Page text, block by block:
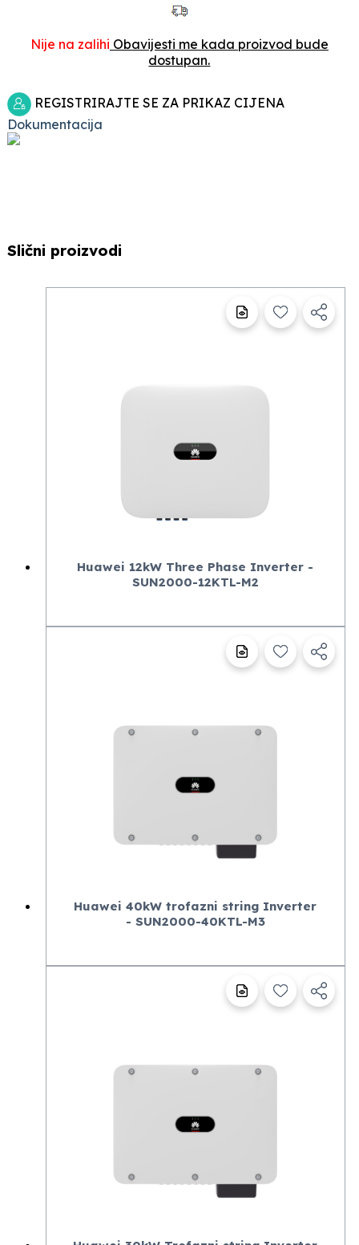
Nije na zalihi Obavijesti me kada proizvod bude
dostupan.
REGISTRIRAJTE SE ZA PRIKAZ CIJENA
Dokumentacija
Slični proizvodi
Huawei 12kW Three Phase Inverter -
SUN2000-12KTL-M2
Huawei 40kW trofazni string Inverter
- SUN2000-40KTL-M3